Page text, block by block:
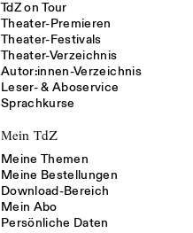
TdZ on Tour
Theater-Premieren
Theater-Festivals
Theater-Verzeichnis
Autor:innen-Verzeichnis
Leser- & Aboservice
Sprachkurse
Mein TdZ
Meine Themen
Meine Bestellungen
Download-Bereich
Mein Abo
Persönliche Daten